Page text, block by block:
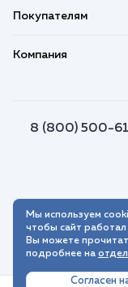
Покупателям
Компания
8 (800) 500-
© 2018–2026.
Договор
Мы используем
чтобы сайт
Вы можете
подробнее на
Согласен